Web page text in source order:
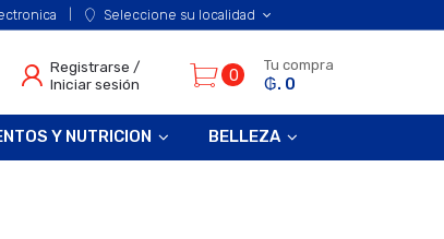
Seleccione su localidad
Registrarse /
Iniciar sesión
0
Tu compra
₲. 0
Y NUTRICION BELLEZA